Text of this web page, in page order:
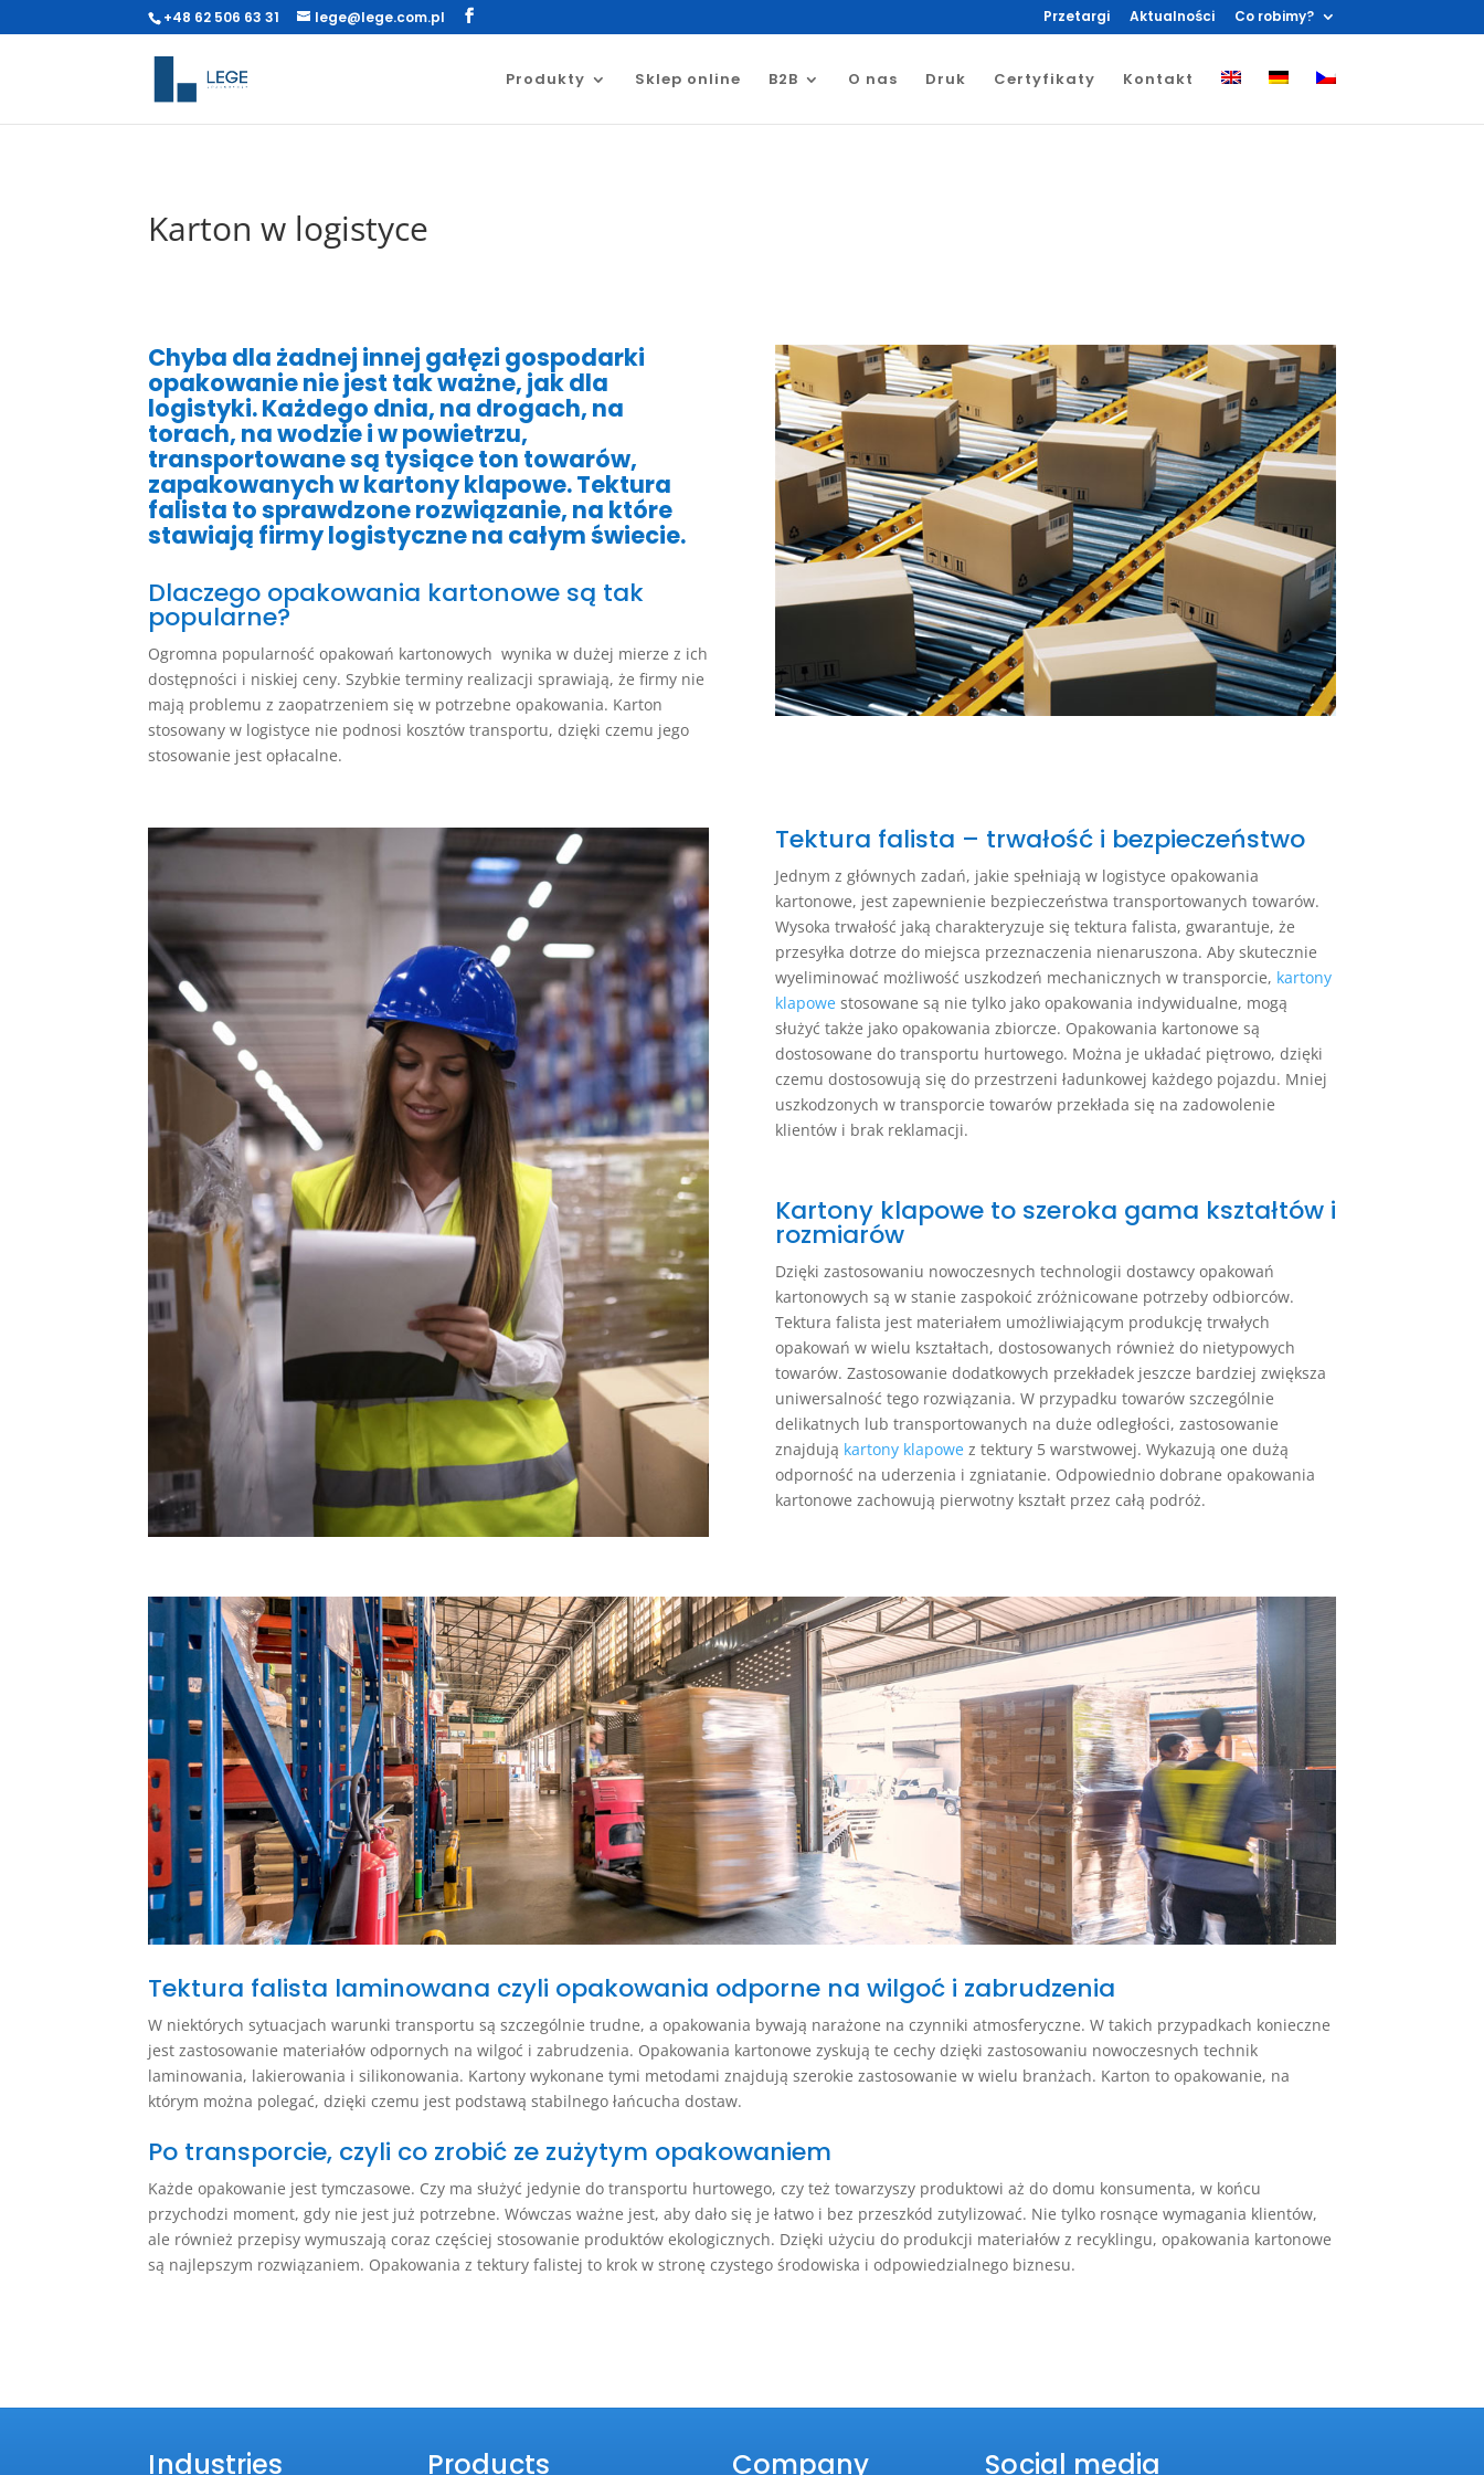
+48 62 506 63 31 lege@lege.com.pl Przetargi Aktualności Co robimy?
Produkty Sklep online B2B O nas Druk Certyfikaty Kontakt
Karton w logistyce
Chyba dla żadnej innej gałęzi gospodarki
opakowanie nie jest tak ważne, jak dla
logistyki. Każdego dnia, na drogach, na
torach, na wodzie i w powietrzu,
transportowane są tysiące ton towarów,
zapakowanych w kartony klapowe. Tektura
falista to sprawdzone rozwiązanie, na które
stawiają firmy logistyczne na całym świecie.
Dlaczego opakowania kartonowe są tak
popularne?
Ogromna popularność opakowań kartonowych wynika w dużej mierze z ich
dostępności i niskiej ceny. Szybkie terminy realizacji sprawiają, że firmy nie
mają problemu z zaopatrzeniem się w potrzebne opakowania. Karton
stosowany w logistyce nie podnosi kosztów transportu, dzięki czemu jego
stosowanie jest opłacalne.
Tektura falista – trwałość i bezpieczeństwo
Jednym z głównych zadań, jakie spełniają w logistyce opakowania
kartonowe, jest zapewnienie bezpieczeństwa transportowanych towarów.
Wysoka trwałość jaką charakteryzuje się tektura falista, gwarantuje, że
przesyłka dotrze do miejsca przeznaczenia nienaruszona. Aby skutecznie
wyeliminować możliwość uszkodzeń mechanicznych w transporcie, kartony
klapowestosowane są nie tylko jako opakowania indywidualne, mogą
służyć także jako opakowania zbiorcze. Opakowania kartonowe są
dostosowane do transportu hurtowego. Można je układać piętrowo, dzięki
czemu dostosowują się do przestrzeni ładunkowej każdego pojazdu. Mniej
uszkodzonych w transporcie towarów przekłada się na zadowolenie
klientów i brak reklamacji.
Kartony klapowe to szeroka gama kształtów i
rozmiarów
Dzięki zastosowaniu nowoczesnych technologii dostawcy opakowań
kartonowych są w stanie zaspokoić zróżnicowane potrzeby odbiorców.
Tektura falista jest materiałem umożliwiającym produkcję trwałych
opakowań w wielu kształtach, dostosowanych również do nietypowych
towarów. Zastosowanie dodatkowych przekładek jeszcze bardziej zwiększa
uniwersalność tego rozwiązania. W przypadku towarów szczególnie
delikatnych lub transportowanych na duże odległości, zastosowanie
znajdują kartony klapowez tektury 5 warstwowej. Wykazują one dużą
odporność na uderzenia i zgniatanie. Odpowiednio dobrane opakowania
kartonowe zachowują pierwotny kształt przez całą podróż.
Tektura falista laminowana czyli opakowania odporne na wilgoć i zabrudzenia
W niektórych sytuacjach warunki transportu są szczególnie trudne, a opakowania bywają narażone na czynniki atmosferyczne. W takich przypadkach konieczne
jest zastosowanie materiałów odpornych na wilgoć i zabrudzenia. Opakowania kartonowe zyskują te cechy dzięki zastosowaniu nowoczesnych technik
laminowania, lakierowania i silikonowania. Kartony wykonane tymi metodami znajdują szerokie zastosowanie w wielu branżach. Karton to opakowanie, na
którym można polegać, dzięki czemu jest podstawą stabilnego łańcucha dostaw.
Po transporcie, czyli co zrobić ze zużytym opakowaniem
Każde opakowanie jest tymczasowe. Czy ma służyć jedynie do transportu hurtowego, czy też towarzyszy produktowi aż do domu konsumenta, w końcu
przychodzi moment, gdy nie jest już potrzebne. Wówczas ważne jest, aby dało się je łatwo i bez przeszkód zutylizować. Nie tylko rosnące wymagania klientów,
ale również przepisy wymuszają coraz częściej stosowanie produktów ekologicznych. Dzięki użyciu do produkcji materiałów z recyklingu, opakowania kartonowe
są najlepszym rozwiązaniem. Opakowania z tektury falistej to krok w stronę czystego środowiska i odpowiedzialnego biznesu.
Industries Products Company Social media